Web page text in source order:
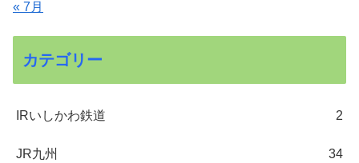
« 7月
カテゴリー
IRいしかわ鉄道 2
JR九州 34